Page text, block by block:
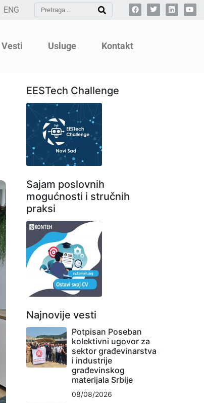
ENG
Vesti Usluge Kontakt
EESTech Challenge
Sajam poslovnih
mogućnosti i stručnih
praksi
Najnovije vesti
Potpisan Poseban
kolektivni ugovor za
sektor građevinarstva
i industrije
građevinskog
materijala Srbije
08/08/2026